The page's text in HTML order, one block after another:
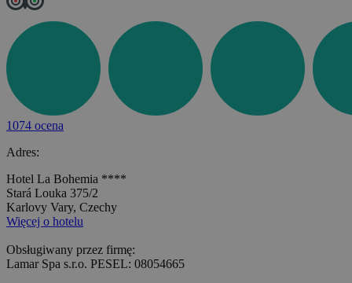
1074 ocena
Adres:
Hotel La Bohemia ****
Stará Louka 375/2
Karlovy Vary, Czechy
Więcej o hotelu
Obsługiwany przez firmę:
Lamar Spa s.r.o. PESEL: 08054665